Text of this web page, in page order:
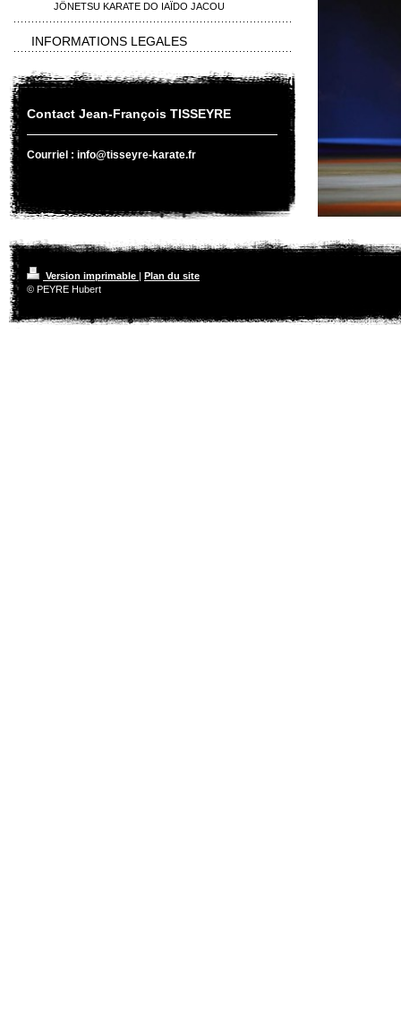
JÖNETSU KARATE DO IAÏDO JACOU
INFORMATIONS LEGALES
Contact Jean-François TISSEYRE
Courriel : info@tisseyre-karate.fr
Version imprimable
Plan du site
© PEYRE Hubert